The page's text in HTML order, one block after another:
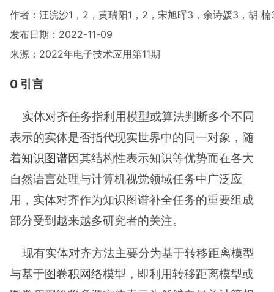
作者：汪浣沙1，2，黄瑞阳1，2，宋旭晖3，余诗媛3，胡 楠
发布日期：2022-11-09
来源：2022年电子技术应用第11期
0 引言
实体对齐任务指利用模型或算法判断多个不同
表示的实体是否指代现实世界中的同一对象，随
着知识图谱因其结构性表示知识等优势而在各大
自然语言处理与计算机视觉领域任务中广泛应
用，实体对齐作为知识图谱补全任务的重要组成
部分受到越来越多研究者的关注。
现有实体对齐方法主要分为基于转移距离模型
与基于图卷积网络模型，即利用转移距离模型或